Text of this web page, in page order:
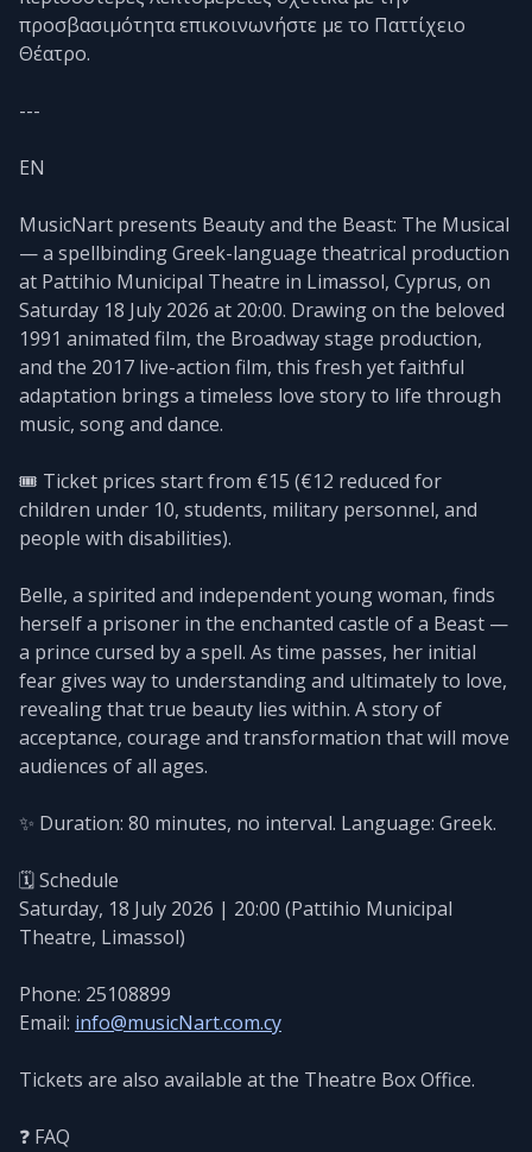
προσβασιμότητα επικοινωνήστε με το Παττίχειο
Θέατρο.
---
EN
MusicNart presents Beauty and the Beast: The Musical
— a spellbinding Greek-language theatrical production
at Pattihio Municipal Theatre in Limassol, Cyprus, on
Saturday 18 July 2026 at 20:00. Drawing on the beloved
1991 animated film, the Broadway stage production,
and the 2017 live-action film, this fresh yet faithful
adaptation brings a timeless love story to life through
music, song and dance.
🎟️ Ticket prices start from €15 (€12 reduced for
children under 10, students, military personnel, and
people with disabilities).
Belle, a spirited and independent young woman, finds
herself a prisoner in the enchanted castle of a Beast —
a prince cursed by a spell. As time passes, her initial
fear gives way to understanding and ultimately to love,
revealing that true beauty lies within. A story of
acceptance, courage and transformation that will move
audiences of all ages.
✨ Duration: 80 minutes, no interval. Language: Greek.
🗓️ Schedule
Saturday, 18 July 2026 | 20:00 (Pattihio Municipal
Theatre, Limassol)
Phone: 25108899
Email: info@musicNart.com.cy
Tickets are also available at the Theatre Box Office.
❓ FAQ